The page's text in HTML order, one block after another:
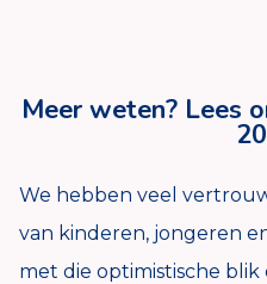
Meer weten? Lees
We hebben veel
van kinderen, jongeren
met die optimistische blik